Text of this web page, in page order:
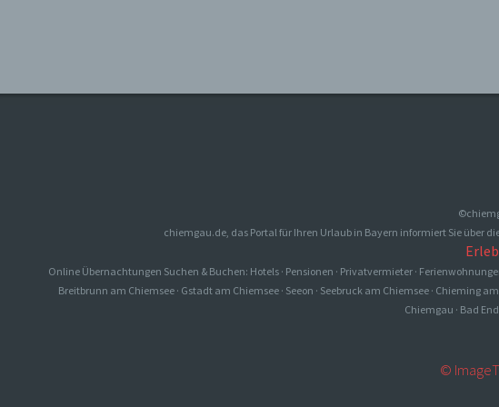
chiemgau.de, das Portal für Ihren Urlaub in Bayern informiert Sie über
Online Übernachtungen Suchen & Buchen: Hotels · Pensionen · Privatvermieter ·
Breitbrunn am Chiemsee · Gstadt am Chiemsee · Seeon · Seebruck am Chiemsee · Chieming
Chiemgau · Bad
©